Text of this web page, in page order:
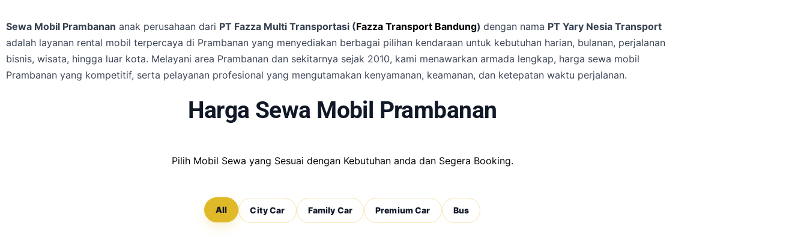
Sewa Mobil Prambanan anak perusahaan dari PT Fazza Multi Transportasi (Fazza Transport Bandung) dengan nama PT Yary Nesia Transport
adalah layanan rental mobil terpercaya di Prambanan yang menyediakan berbagai pilihan kendaraan untuk kebutuhan harian, bulanan, perjalanan
bisnis, wisata, hingga luar kota. Melayani area Prambanan dan sekitarnya sejak 2010, kami menawarkan armada lengkap, harga sewa mobil
Prambanan yang kompetitif, serta pelayanan profesional yang mengutamakan kenyamanan, keamanan, dan ketepatan waktu perjalanan.
Harga Sewa Mobil Prambanan
Pilih Mobil Sewa yang Sesuai dengan Kebutuhan anda dan Segera Booking.
All City Car Family Car Premium Car Bus